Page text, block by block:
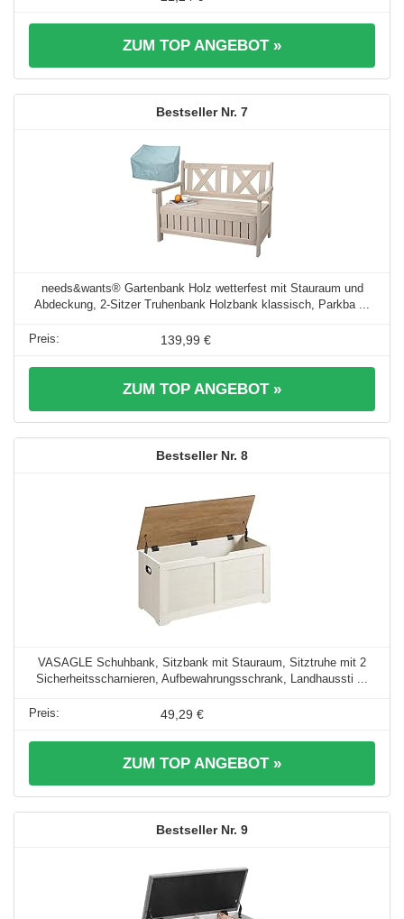
ZUM TOP ANGEBOT »
7
needs&wants® Gartenbank Holz wetterfest mit Stauraum und
Abdeckung, 2-Sitzer Truhenbank Holzbank klassisch, Parkba ...
139,99 €
ZUM TOP ANGEBOT »
8
VASAGLE Schuhbank, Sitzbank mit Stauraum, Sitztruhe mit 2
Sicherheitsscharnieren, Aufbewahrungsschrank, Landhaussti ...
49,29 €
ZUM TOP ANGEBOT »
9